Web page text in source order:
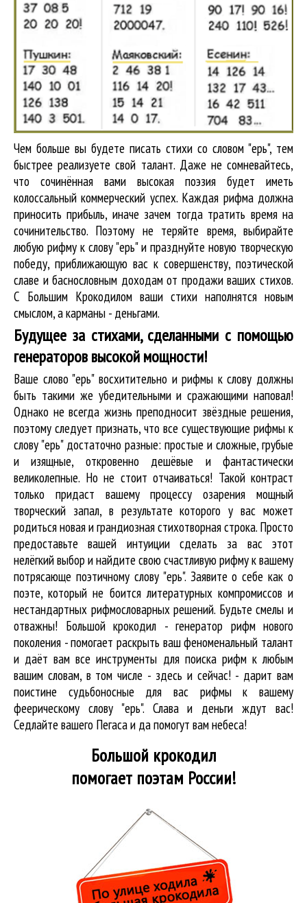
Чем больше вы будете писать стихи со словом "ерь", тем
быстрее реализуете свой талант. Даже не сомневайтесь,
что сочинённая вами высокая поэзия будет иметь
колоссальный коммерческий успех. Каждая рифма должна
приносить прибыль, иначе зачем тогда тратить время на
сочинительство. Поэтому не теряйте время, выбирайте
любую рифму к слову "ерь" и празднуйте новую творческую
победу, приближающую вас к совершенству, поэтической
славе и баснословным доходам от продажи ваших стихов.
С Большим Крокодилом ваши стихи наполнятся новым
смыслом, а карманы - деньгами.
Будущее за стихами, сделанными с помощью
генераторов высокой мощности!
Ваше слово "ерь" восхитительно и рифмы к слову должны
быть такими же убедительными и сражающими наповал!
Однако не всегда жизнь преподносит звёздные решения,
поэтому следует признать, что все существующие рифмы к
слову "ерь" достаточно разные: простые и сложные, грубые
и изящные, откровенно дешёвые и фантастически
великолепные. Но не стоит отчаиваться! Такой контраст
только придаст вашему процессу озарения мощный
творческий запал, в результате которого у вас может
родиться новая и грандиозная стихотворная строка. Просто
предоставьте вашей интуиции сделать за вас этот
нелёгкий выбор и найдите свою счастливую рифму к вашему
потрясающе поэтичному слову "ерь". Заявите о себе как о
поэте, который не боится литературных компромиссов и
нестандартных рифмословарных решений. Будьте смелы и
отважны! Большой крокодил - генератор рифм нового
поколения - помогает раскрыть ваш феноменальный талант
и даёт вам все инструменты для поиска рифмк любым
вашим словам, в том числе - здесь и сейчас! - дарит вам
поистине судьбоносные для вас рифмы к вашему
феерическому слову "ерь". Слава и деньги ждут вас!
Седлайте вашего Пегаса и да помогут вам небеса!
Большой крокодил
помогает поэтам России!